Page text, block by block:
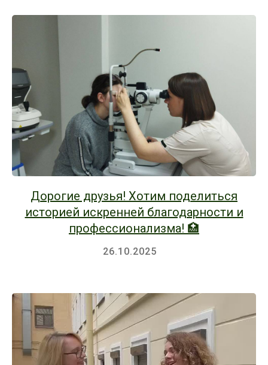
Дорогие друзья! Хотим поделиться
историей искренней благодарности и
профессионализма! 🏥
26.10.2025